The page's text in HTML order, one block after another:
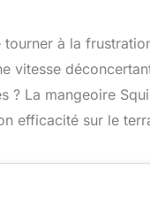
à la
vitesse
La mangeoire
efficacité sur le